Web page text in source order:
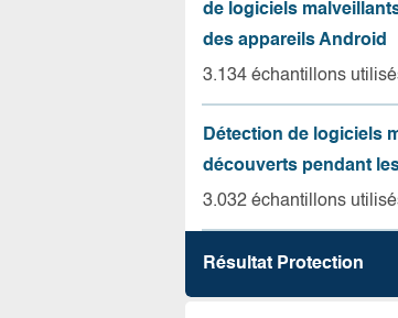
de logiciels
des appareils Android
3.134 échantillons
Détection de logiciels
découverts pendant
3.032 échantillons
Résultat Protection